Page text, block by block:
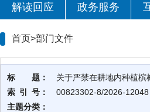
解读回应 政务服务
首页>部门文件
标 题：
关于严禁在耕地内种植
索 引 号：
00823302-8/2026-12048
主题分类：